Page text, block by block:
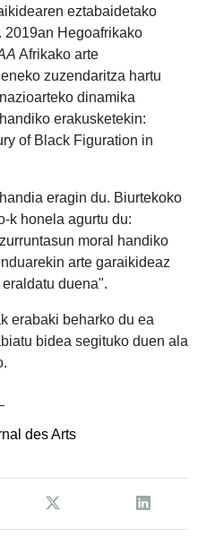
eztabaidetako
2019an Hegoafrikako
Afrikako arte
zuzendaritza hartu
dinamika
erakusketekin:
of Black Figuration in
eragin du. Biurtekoko
k honela agurtu du:
moral handiko
arte garaikideaz
duena".
erabaki beharko du ea
bidea segituko duen ala
des Arts